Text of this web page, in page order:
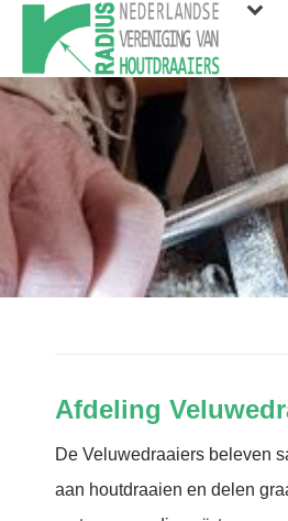
Afdeling
De Veluwedraaiers beleven
aan houtdraaien en delen